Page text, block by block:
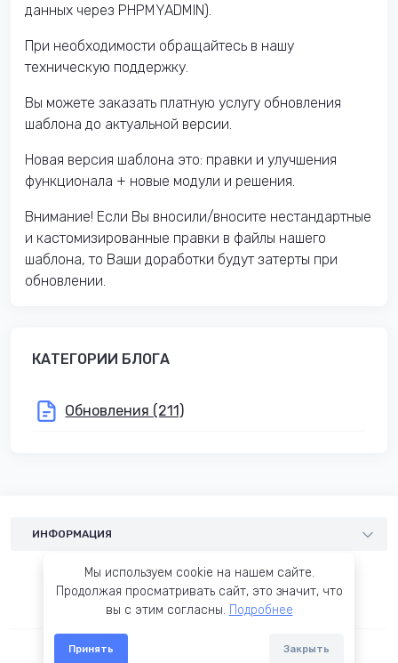
данных через PHPMYADMIN).
При необходимости обращайтесь в нашу
техническую поддержку.
Вы можете заказать платную услугу обновления
шаблона до актуальной версии.
Новая версия шаблона это: правки и улучшения
функционала + новые модули и решения.
Внимание! Если Вы вносили/вносите нестандартные
и кастомизированные правки в файлы нашего
шаблона, то Ваши доработки будут затерты при
обновлении.
КАТЕГОРИИ БЛОГА
Обновления (211)
ИНФОРМАЦИЯ
Услуги
Условия соглашения
Мы используем cookie на нашем сайте.
Продолжая просматривать сайт, это значит, что
вы с этим согласны. Подробнее
Принять Закрыть